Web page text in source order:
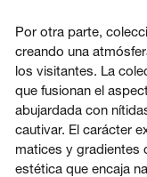
Por otra parte,
creando una
los visitantes. La
que fusionan el
abujardada con
cautivar. El carácter
matices y gradientes
estética que encaja